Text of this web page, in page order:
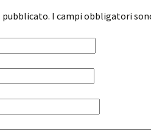
pubblicato. I campi obbligatori